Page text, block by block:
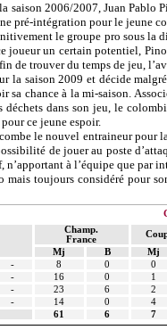
saison 2006/2007, Juan Pablo
pré-intégration pour le jeune
le groupe pro sous la
joueur un certain potentiel,
de trouver du temps de jeu,
la saison 2009 et décide
sa chance à la mi-saison.
déchets dans son jeu, le
ce jeune espoir.
le nouvel entraineur pour
de jouer au poste
à l’équipe que par
mais toujours considéré pour
Champ.
France
Mj
B
Mj
- 8 0
0
- 16 0
1
- 23 6
2
- 14 0
4
61 6 7